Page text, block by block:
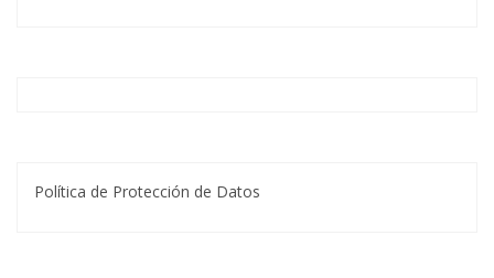
Política de Protección de Datos